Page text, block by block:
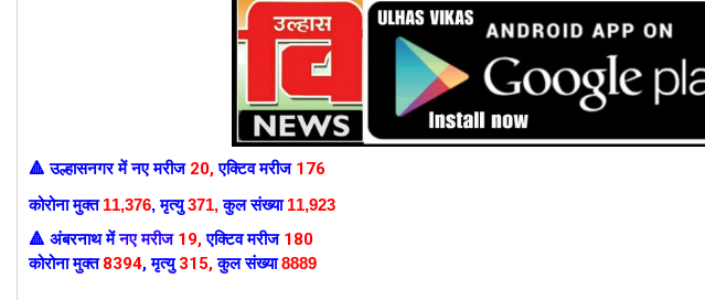
🔺उल्हासनगर मेंनए मरीज20,एक्टिव मरीज 176
कोरोना मुक्त11,376,मृत्यु371, कुल संख्या11,923
🔺 अंबरनाथ मेंनए मरीज 19, एक्टिव मरीज 180
कोरोना मुक्त8394,मृत्यु315, कुल संख्या8889